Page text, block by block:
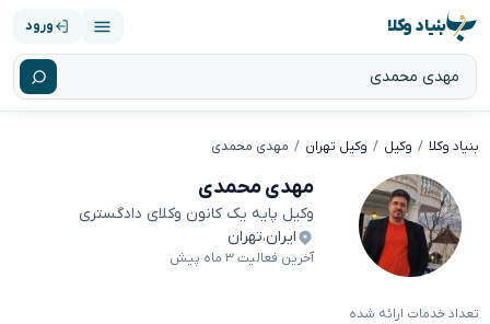
بنیاد وکلا ورود
بنیاد وکلا وکیل وکیل تهران مهدی محمدی
مهدی محمدی
وکیل پایه یک کانون وکلای دادگستری
ایران،تهران
آخرین فعالیت ۳ ماه پیش
تعداد خدمات ارائه شده